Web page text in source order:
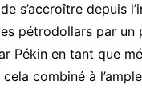
s’accroître depuis l’
pétrodollars par
Pékin en tant que
combiné à